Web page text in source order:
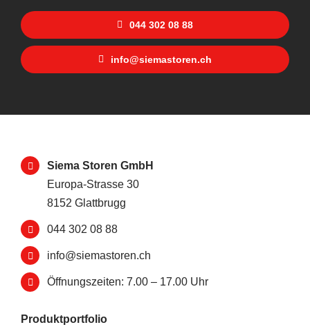
044 302 08 88
info@siemastoren.ch
Siema Storen GmbH
Europa-Strasse 30
8152 Glattbrugg
044 302 08 88
info@siemastoren.ch
Öffnungszeiten: 7.00 – 17.00 Uhr
Produktportfolio